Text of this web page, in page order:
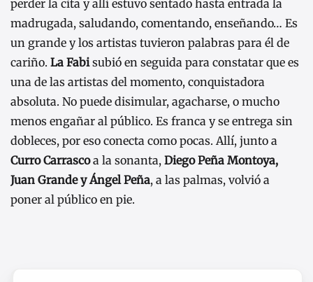
perder la cita y allí estuvo sentado hasta entrada la
madrugada, saludando, comentando, enseñando… Es
un grande y los artistas tuvieron palabras para él de
cariño. La Fabisubió en seguida para constatar que es
una de las artistas del momento, conquistadora
absoluta. No puede disimular, agacharse, o mucho
menos engañar al público. Es franca y se entrega sin
dobleces, por eso conecta como pocas. Allí, junto a
Curro Carrascoa la sonanta, Diego Peña Montoya,
Juan Grande y Ángel Peña, a las palmas, volvió a
poner al público en pie.